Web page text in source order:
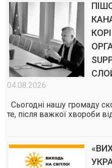
04.08.2026
Сьогодні нашу громаду
те, після важкої хвороби